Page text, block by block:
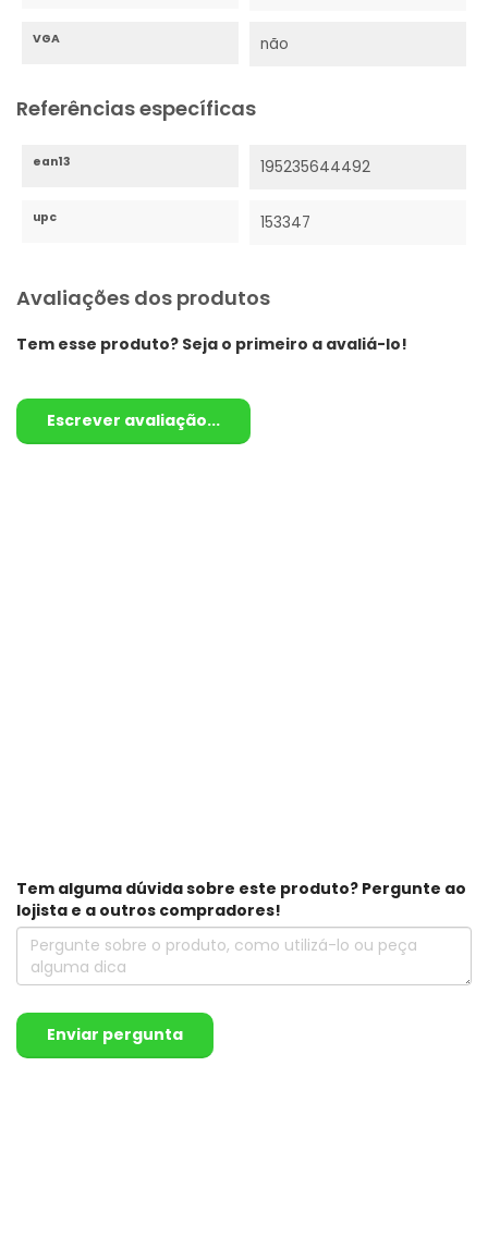
VGA não
Referências específicas
ean13 195235644492
upc 153347
Avaliações dos produtos
Tem esse produto? Seja o primeiro a avaliá-lo!
Escrever avaliação...
Tem alguma dúvida sobre este produto? Pergunte ao
lojista e a outros compradores!
Enviar pergunta